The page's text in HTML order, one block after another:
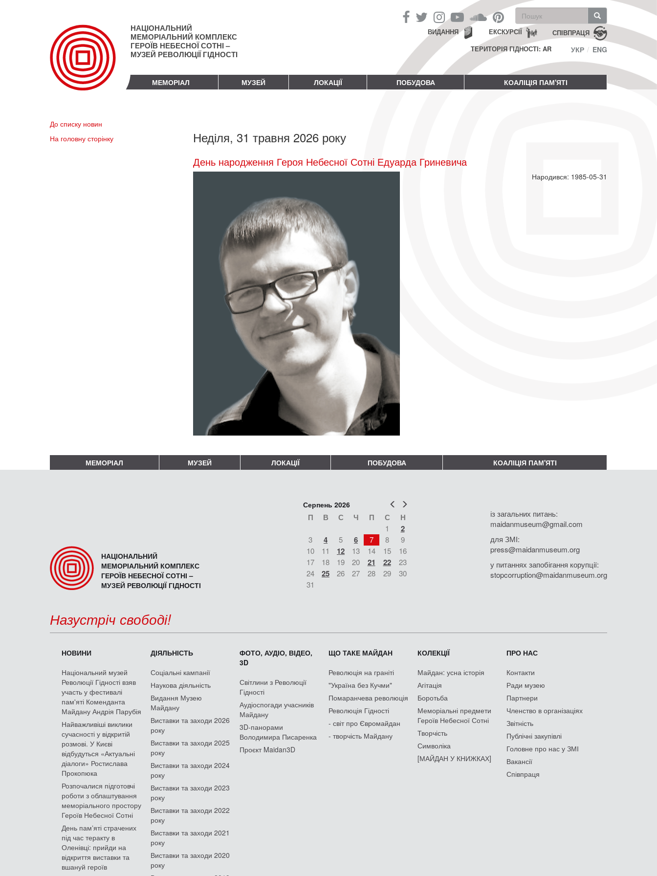
НАЦІОНАЛЬНИЙ
МЕМОРІАЛЬНИЙ КОМПЛЕКС
ГЕРОЇВ НЕБЕСНОЇ СОТНІ –
МУЗЕЙ РЕВОЛЮЦІЇ ГІДНОСТІ
Пошукова
форма
Пошук СПІВПРАЦЯ
ЕКСКУРСІЇ
ВИДАННЯ
ТЕРИТОРІЯ ГІДНОСТІ: AR
УКР ENG
МЕМОРІАЛ МУЗЕЙ ЛОКАЦІЇ ПОБУДОВА КОАЛІЦІЯ ПАМ'ЯТІ
До списку новин
На головну сторінку
Неділя, 31 травня 2026 року
День народження Героя Небесної Сотні Едуарда Гриневича
Народився: 1985-05-31
МЕМОРІАЛ МУЗЕЙ ЛОКАЦІЇ ПОБУДОВА КОАЛІЦІЯ ПАМ'ЯТІ
НАЦІОНАЛЬНИЙ
МЕМОРІАЛЬНИЙ КОМПЛЕКС
ГЕРОЇВ НЕБЕСНОЇ СОТНІ –
МУЗЕЙ РЕВОЛЮЦІЇ ГІДНОСТІ
Попер
Серпень 2026
П В С Ч П С Н
1 2
3 4 5 6 7 8
9
10
11 12 13 14 15
16
17
18 19 20 21 22
23
24
25 26 27 28 29
30
31
із загальних питань:
maidanmuseum@gmail.com
для ЗМІ:
press@maidanmuseum.org
у питаннях запобігання корупції:
stopcorruption@maidanmuseum.org
Назустріч свободі!
НОВИНИ
Національний музей
Революції Гідності взяв
участь у фестивалі
пам'яті Коменданта
Майдану Андрія Парубія
Найважливіші виклики
сучасності у відкритій
розмові. У Києві
відбудуться «Актуальні
діалоги» Ростислава
Прокопюка
Розпочалися підготовчі
роботи з облаштування
меморіального простору
Героїв Небесної Сотні
День памʼяті страчених
під час теракту в
Оленівці: прийди на
відкриття виставки та
вшануй героїв
ДІЯЛЬНІСТЬ
Соціальні кампанії
Наукова діяльність
Видання Музею
Майдану
Виставки та заходи 2026
року
Виставки та заходи 2025
року
Виставки та заходи 2024
року
Виставки та заходи 2023
року
Виставки та заходи 2022
року
Виставки та заходи 2021
року
Виставки та заходи 2020
року
ФОТО, АУДІО, ВІДЕО,
3D
Світлини з Революції
Гідності
Аудіоспогади учасників
Майдану
3D-панорами
Володимира Писаренка
Проєкт Maidan3D
ЩО ТАКЕ МАЙДАН
Революція на граніті
"Україна без Кучми"
Помаранчева революція
Революція Гідності
- світ про Євромайдан
- творчість Майдану
КОЛЕКЦІЇ
Майдан: усна історія
Агітація
Боротьба
Меморіальні предмети
Героїв Небесної Сотні
Творчість
Символіка
[МАЙДАН У КНИЖКАХ]
ПРО НАС
Контакти
Ради музею
Партнери
Членство в організаціях
Звітність
Публічні закупівлі
Головне про нас у ЗМІ
Вакансії
Співпраця